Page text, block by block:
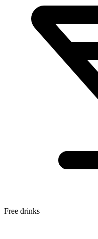
Free drinks